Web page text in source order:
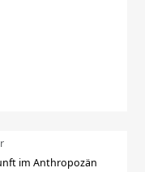
im Anthropozän